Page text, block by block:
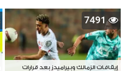
7491
إيقافات الزمالك وبيراميدز بعد قرارات